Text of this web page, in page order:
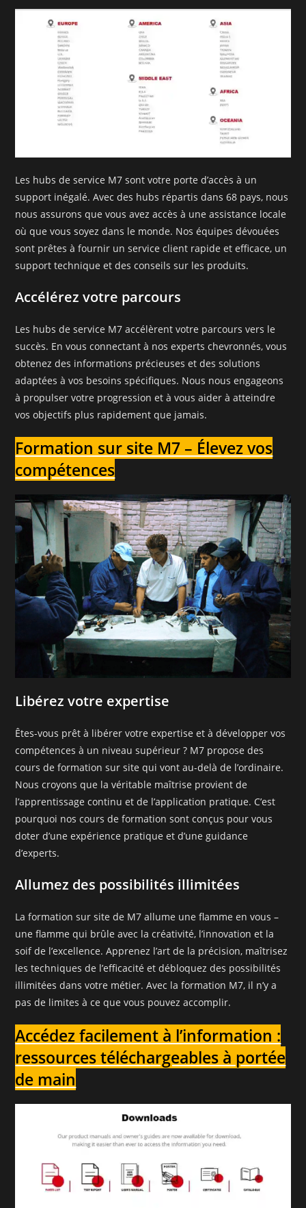
Les hubs de service M7 sont votre porte d’accès à un
support inégalé. Avec des hubs répartis dans 68 pays, nous
nous assurons que vous avez accès à une assistance locale
où que vous soyez dans le monde. Nos équipes dévouées
sont prêtes à fournir un service client rapide et efficace, un
support technique et des conseils sur les produits.
Accélérez votre parcours
Les hubs de service M7 accélèrent votre parcours vers le
succès. En vous connectant à nos experts chevronnés, vous
obtenez des informations précieuses et des solutions
adaptées à vos besoins spécifiques. Nous nous engageons
à propulser votre progression et à vous aider à atteindre
vos objectifs plus rapidement que jamais.
Formation sur site M7 – Élevez vos
compétences
Libérez votre expertise
Êtes-vous prêt à libérer votre expertise et à développer vos
compétences à un niveau supérieur ? M7 propose des
cours de formation sur site qui vont au-delà de l’ordinaire.
Nous croyons que la véritable maîtrise provient de
l’apprentissage continu et de l’application pratique. C’est
pourquoi nos cours de formation sont conçus pour vous
doter d’une expérience pratique et d’une guidance
d’experts.
Allumez des possibilités illimitées
La formation sur site de M7 allume une flamme en vous –
une flamme qui brûle avec la créativité, l’innovation et la
soif de l’excellence. Apprenez l’art de la précision, maîtrisez
les techniques de l’efficacité et débloquez des possibilités
illimitées dans votre métier. Avec la formation M7, il n’y a
pas de limites à ce que vous pouvez accomplir.
Accédez facilement à l’information :
ressources téléchargeables à portée
de main